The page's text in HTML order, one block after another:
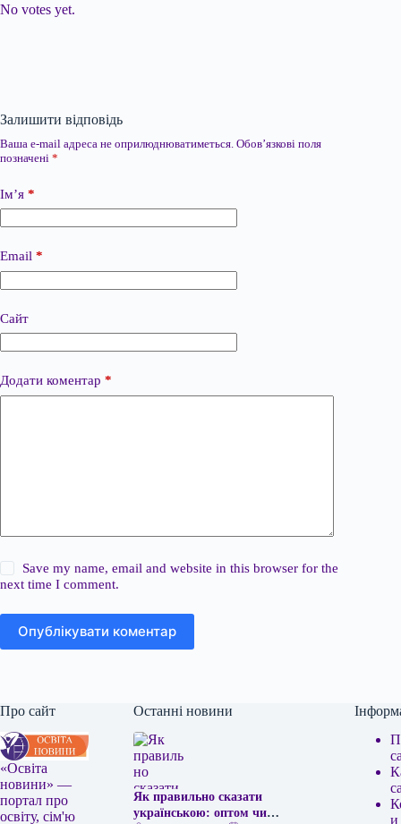
No votes yet.
Залишити відповідь
Ваша e-mail адреса не оприлюднюватиметься. Обов’язкові поля
позначені *
Ім’я *
Email *
Сайт
Додати коментар *
Save my name, email and website in this browser for the
next time I comment.
Опублікувати коментар
Про сайт
«Освіта
новини» —
портал про
освіту, сім'ю
Останні новини
Як правильно сказати
українською: оптом чи
и